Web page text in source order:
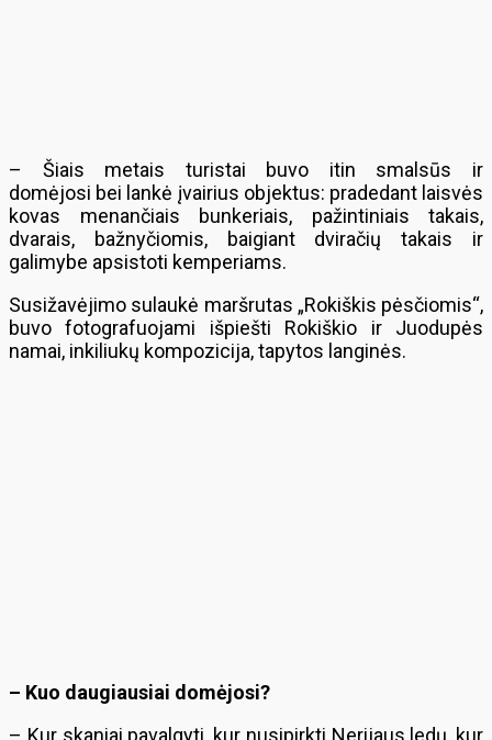
– Šiais metais turistai buvo itin smalsūs ir
domėjosi bei lankė įvairius objektus: pradedant laisvės
kovas menančiais bunkeriais, pažintiniais takais,
dvarais, bažnyčiomis, baigiant dviračių takais ir
galimybe apsistoti kemperiams.
Susižavėjimo sulaukė maršrutas „Rokiškis pėsčiomis“,
buvo fotografuojami išpiešti Rokiškio ir Juodupės
namai, inkiliukų kompozicija, tapytos langinės.
– Kuo daugiausiai domėjosi?
– Kur skaniai pavalgyti, kur nusipirkti Nerijaus ledų, kur